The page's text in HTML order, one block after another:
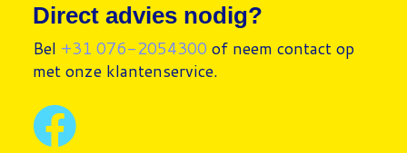
Direct advies nodig?
Bel +31 076-2054300 of neem contact op
met onze klantenservice.